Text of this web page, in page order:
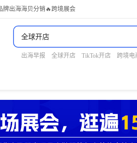
牌出海海贝分销 🔥跨境展会
出海早报 全球开店 TikTok开店 跨境电